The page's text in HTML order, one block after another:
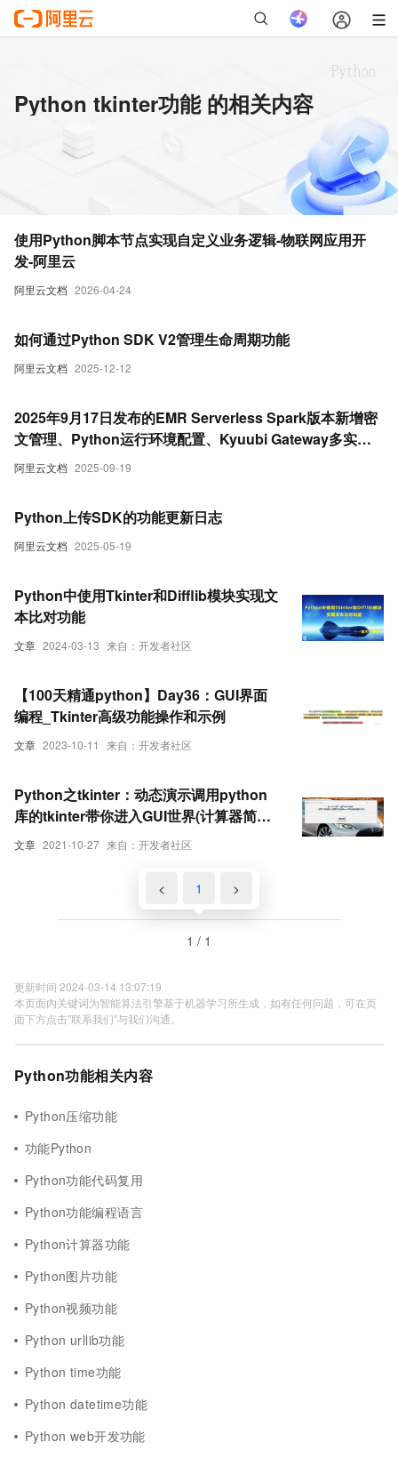
Python tkinter功能 的相关内容
阿里云文档 2026-04-24
使用Python脚本节点实现自定义业务逻辑-物联网应用开
发-阿里云
阿里云文档 2025-12-12
如何通过Python SDK V2管理生命周期功能
阿里云文档 2025-09-19
2025年9月17日发布的EMR Serverless Spark版本新增密
文管理、Python运行环境配置、Kyuubi Gateway多实例
支持及引擎性能优化等功能，提升安全性和任务效率。
阿里云文档 2025-05-19
Python上传SDK的功能更新日志
文章 2024-03-13 来自：开发者社区
Python中使用Tkinter和Difflib模块实现文
本比对功能
文章 2023-10-11 来自：开发者社区
【100天精通python】Day36：GUI界面
编程_Tkinter高级功能操作和示例
文章 2021-10-27 来自：开发者社区
Python之tkinter：动态演示调用python
库的tkinter带你进入GUI世界(计算器简单
功能)
< 1 >
1 / 1
更新时间 2024-03-14 13:07:19
本页面内关键词为智能算法引擎基于机器学习所生成，如有任何问题，可在页
面下方点击"联系我们"与我们沟通。
Python功能相关内容
Python压缩功能
功能Python
Python功能代码复用
Python功能编程语言
Python计算器功能
Python图片功能
Python视频功能
Python urllib功能
Python time功能
Python datetime功能
Python web开发功能